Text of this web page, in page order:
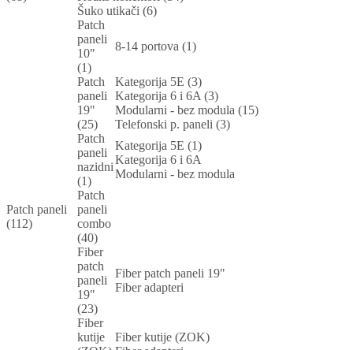
Šuko utikači (6)
Patch paneli
(112)
Patch
paneli
10"
(1)
8-14 portova (1)
Patch
paneli
19"
(25)
Kategorija 5E (3)
Kategorija 6 i 6A (3)
Modularni - bez modula (15)
Telefonski p. paneli (3)
Patch
paneli
nazidni
(1)
Kategorija 5E (1)
Kategorija 6 i 6A
Modularni - bez modula
Patch
paneli
combo
(40)
Fiber
patch
paneli
19"
(23)
Fiber patch paneli 19"
Fiber adapteri
Fiber
kutije
Fiber kutije (ZOK)